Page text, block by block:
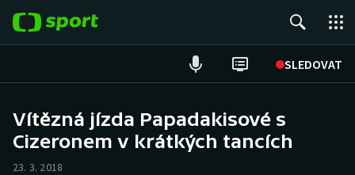
SLEDOVAT
Hokej
Vítězná jízda Papadakisové s
Cizeronem v krátkých tancích
23. 3. 2018